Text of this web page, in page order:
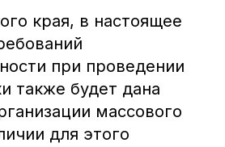
края, в настоящее
при проведении
также будет дана
массового
для этого